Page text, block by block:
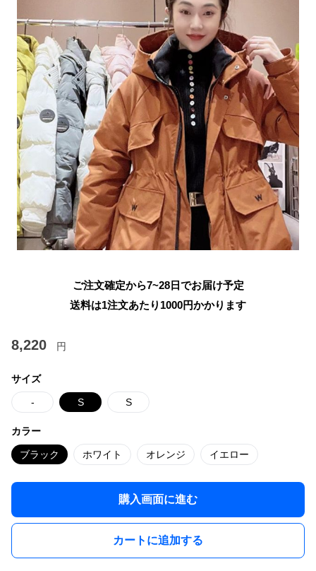
ご注文確定から7~28日でお届け予定
送料は1注文あたり 1000円かかります
8,220 円
サイズ
- S S
カラー
ブラック ホワイト オレンジ イエロー
購入画面に進む
カートに追加する